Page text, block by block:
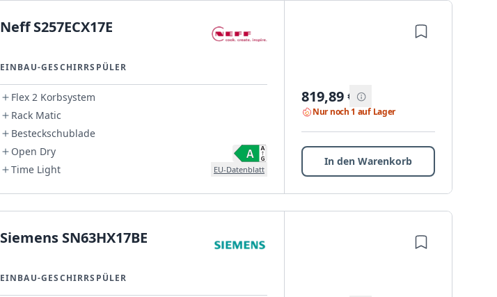
Neff S257ECX17E
EINBAU-GESCHIRRSPÜLER
Flex 2 Korbsystem
Rack Matic
Besteckschublade
Open Dry
Time Light
EU-Datenblatt
819,89€
Nur noch 1 auf Lager
In den Warenkorb
Siemens SN63HX17BE
EINBAU-GESCHIRRSPÜLER